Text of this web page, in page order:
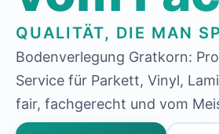
QUALITÄT, DIE MAN
Bodenverlegung Gratkorn:
Service für Parkett, Vinyl,
fair, fachgerecht und vom